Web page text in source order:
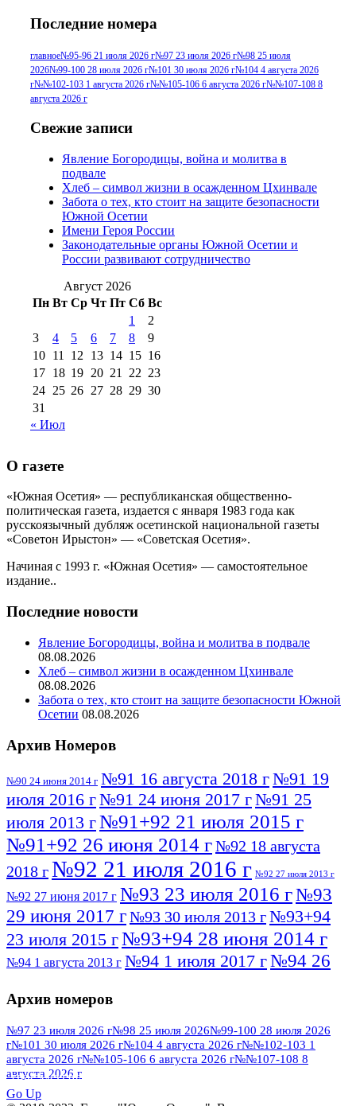
июля 2017 г(11)№96 9 августа 2012
г(13) №96 28 июля 2015 г(9) №96+97 3
июля 2014 г(10)№96+97 30 июля
2016 г(13)
июля 2017 г
2012 г
(15)
№97 30 июля 2015 г
(15)№98 1 августа 2015 г
августа 2016 г(10)№98 5 июля 2014 г(10)
№98 8 августа 2013 г
августа 2012 г(14) №98+99 11 июля
2017 г(9)
№99 4 августа
2016 г(12) №99 8 июля 2014 г
августа 2012 г(11)
августа 2013 г
(12)
Последние номера
главное№95-96 21 июля 2026 г№97 23 июля 2026 г№98 25 июля
2026№99-100 28 июля 2026 г№101 30 июля 2026 г№104 4 августа 2026
г№№102-103 1 августа 2026 г№№105-106 6 августа 2026 г№№107-108 8
августа 2026 г
Свежие записи
Явление Богородицы, война и молитва в
подвале
Хлеб – символ жизни в осажденном Цхинвале
Забота о тех, кто стоит на защите безопасности
Южной Осетии
Имени Героя России
Законодательные органы Южной Осетии и
России развивают сотрудничество
Август 2026
Пн Вт Ср Чт Пт Сб Вс
1
2
3
4 5 6 7 8
9
10 11 12 13 14 15 16
17 18 19 20 21 22 23
24 25 26 27 28 29 30
31
« Июл
О газете
«Южная Осетия» — республиканская общественно-
политическая газета, издается с января 1983 года как
русскоязычный дубляж осетинской национальной газеты
«Советон Ирыстон» — «Советская Осетия».
Начиная с 1993 г. «Южная Осетия» — самостоятельное
издание..
Последние новости
Явление Богородицы, война и молитва в подвале
08.08.2026
Хлеб – символ жизни в осажденном Цхинвале
08.08.2026
Забота о тех, кто стоит на защите безопасности Южной
Осетии 08.08.2026
Архив Номеров
№90 24 июня 2014 г №91 16 августа 2018 г№91 19
июля 2016 г№91 24 июня 2017 г№91 25
июля 2013 г№91+92 21 июля 2015 г
№91+92 26 июня 2014 г№92 18 августа
2018 г№92 21 июля 2016 г №92 27 июля 2013 г
№92 27 июня 2017 г №93 23 июля 2016 г№93
29 июня 2017 г№93 30 июля 2013 г№93+94
23 июля 2015 г№93+94 28 июня 2014 г
№94 1 августа 2013 г №94 1 июля 2017 г№94 26
№95 7 августа 2012 г
№95 28 июля 2016 г №95+96 3 августа
2013 г№96 6 июля 2017 г№96 9 августа
2012 г №96 28 июля 2015 г
№96+97 30 июля 2016 г
Архив номеров
№97 23 июля 2026 г№98 25 июля 2026№99-100 28 июля 2026
г№101 30 июля 2026 г№104 4 августа 2026 г№№102-103 1
августа 2026 г№№105-106 6 августа 2026 г№№107-108 8
августа 2026 г
ПОСМОТРЕТЬ ВСЕ
Go Up